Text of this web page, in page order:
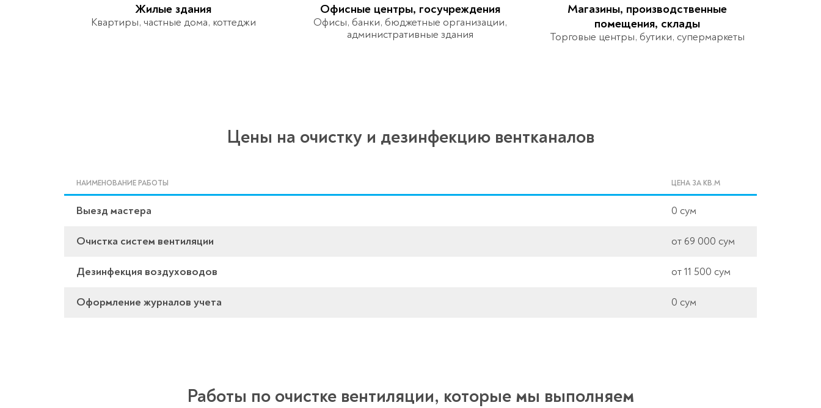
Жилые здания
Квартиры, частные дома, коттеджи
Офисные центры, госучреждения
Офисы, банки, бюджетные организации,
административные здания
Магазины, производственные
помещения, склады
Торговые центры, бутики, супермаркеты
Цены на очистку и дезинфекцию вентканалов
НАИМЕНОВАНИЕ РАБОТЫ ЦЕНА ЗА КВ.М
Выезд мастера 0 сум
Очистка систем вентиляции от 69 000 сум
Дезинфекция воздуховодов от 11 500 сум
Оформление журналов учета 0 сум
Работы по очистке вентиляции, которые мы выполняем